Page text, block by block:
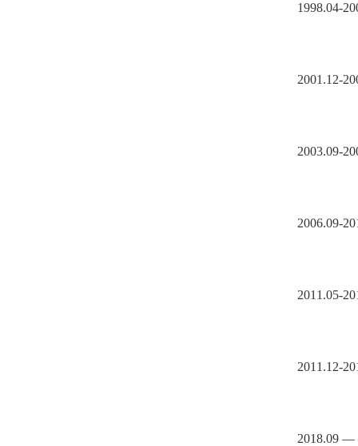
1998.04-
2001.12-
2003.09-
2006.09-
2011.05-
2011.12-
2018.09